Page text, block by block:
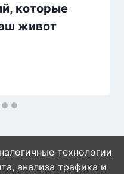
которые
живот
технологии
анализа трафика и